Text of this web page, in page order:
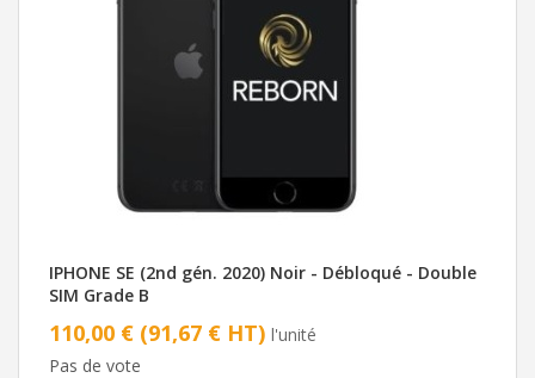
IPHONE SE (2nd gén. 2020) Noir - Débloqué - Double
SIM Grade B
110,00 € (91,67 € HT) l'unité
Pas de vote